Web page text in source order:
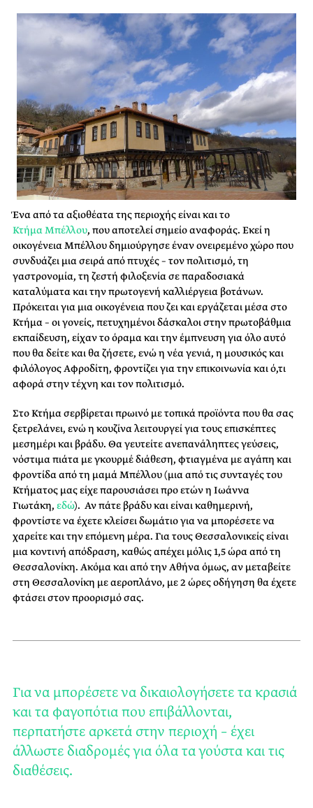
Ένα από τα αξιοθέατα της περιοχής είναι και το
ΚτήμαΜπέλλου, που αποτελεί σημείο αναφοράς. Εκεί η
οικογένειαΜπέλλουδημιούργησε έναν ονειρεμένο χώρο που
συνδυάζει μια σειρά από πτυχές – τον πολιτισμό, τη
γαστρονομία, τη ζεστή φιλοξενία σε παραδοσιακά
καταλύματα και την πρωτογενή καλλιέργεια βοτάνων.
Πρόκειται για μια οικογένεια που ζει και εργάζεται μέσα στο
Κτήμα – οι γονείς, πετυχημένοι δάσκαλοι στην πρωτοβάθμια
εκπαίδευση, είχαν το όραμα και την έμπνευση για όλο αυτό
που θα δείτε και θα ζήσετε, ενώ η νέα γενιά, η μουσικός και
φιλόλογος Αφροδίτη, φροντίζει για την επικοινωνία και ό,τι
αφορά στην τέχνη και τον πολιτισμό.
Στο Κτήμα σερβίρεται πρωινό με τοπικάπροϊόνταπου θα σας
ξετρελάνει, ενώ η κουζίνα λειτουργεί για τους επισκέπτες
μεσημέρι και βράδυ. Θα γευτείτε ανεπανάληπτες γεύσεις,
νόστιμα πιάτα μεγκουρμέδιάθεση, φτιαγμένα με αγάπη και
φροντίδα από τη μαμάΜπέλλου (μια από τις συνταγές του
Κτήματος μας είχε παρουσιάσει προ ετών η Ιωάννα
Γιωτάκη, εδώ). Αν πάτε βράδυ και είναι καθημερινή,
φροντίστε να έχετε κλείσει δωμάτιο για να μπορέσετε να
χαρείτε και την επόμενη μέρα. Για τους Θεσσαλονικείς είναι
μια κοντινή απόδραση, καθώς απέχει μόλις 1,5 ώρα από τη
Θεσσαλονίκη. Ακόμα και από την Αθήνα όμως, αν μεταβείτε
στη Θεσσαλονίκη με αεροπλάνο, με 2 ώρες οδήγηση θα έχετε
φτάσει στον προορισμό σας.
Για να μπορέσετε να δικαιολογήσετε τα κρασιά
και τα φαγοπότια που επιβάλλονται,
περπατήστε αρκετά στην περιοχή – έχει
άλλωστε διαδρομές για όλα τα γούστα και τις
διαθέσεις.